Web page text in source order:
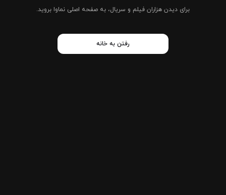
برای دیدن هزاران فیلم و سریال، به صفحه اصلی نماوا بروید.
رفتن به خانه